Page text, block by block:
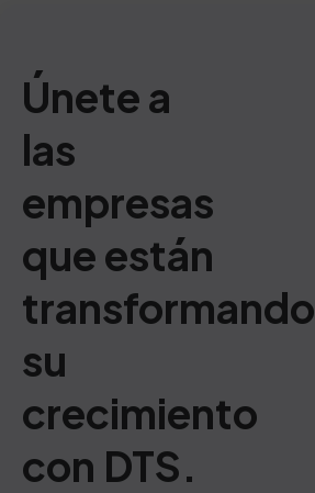
Únete a
las
empresas
que están
transformando
su
crecimiento
con DTS.